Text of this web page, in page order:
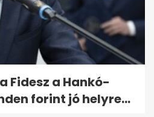
Fidesz a Hankó-
forint jó helyre...